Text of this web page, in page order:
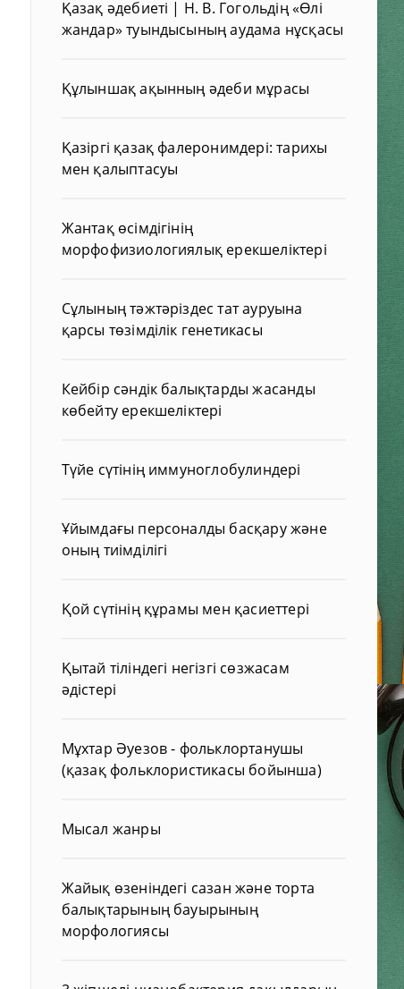
Қазақ әдебиеті | Н. В. Гогольдің «Өлі
жандар» туындысының аудама нұсқасы
Құлыншақ ақынның әдеби мұрасы
Қазіргі қазақ фалеронимдері: тарихы
мен қалыптасуы
Жантақ өсімдігінің
морфофизиологиялық ерекшеліктері
Сұлының тәжтәріздес тат ауруына
қарсы төзімділік генетикасы
Кейбір сәндік балықтарды жасанды
көбейту ерекшеліктері
Түйе сүтінің иммуноглобулиндері
Ұйымдағы персоналды басқару және
оның тиімділігі
Қой сүтінің құрамы мен қасиеттері
Қытай тіліндегі негізгі сөзжасам
әдістері
Мұхтар Әуезов - фольклортанушы
(қазақ фольклористикасы бойынша)
Мысал жанры
Жайық өзеніндегі сазан және торта
балықтарының бауырының
морфологиясы